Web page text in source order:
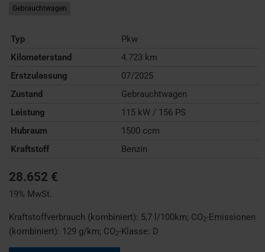
Gebrauchtwagen
Typ
Pkw
Kilometerstand
4.723 km
Erstzulassung
07/2025
Zustand
Gebrauchtwagen
Leistung
115 kW / 156 PS
Hubraum
1500 ccm
Kraftstoff
Benzin
28.652 €
19% MwSt.
Kraftstoffverbrauch (kombiniert): 5,7 l/100km; CO2-Emissionen
(kombiniert): 129 g/km; CO2-Klasse: D